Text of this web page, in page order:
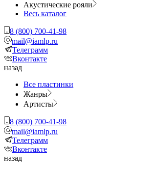
Акустические рояли
Весь каталог
8 (800) 700-41-98
mail@iamlp.ru
Телеграмм
Вконтакте
назад
Все пластинки
Жанры
Артисты
8 (800) 700-41-98
mail@iamlp.ru
Телеграмм
Вконтакте
назад